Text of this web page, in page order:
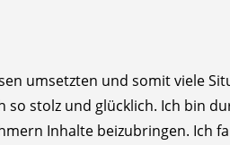
umsetzten und somit viele
stolz und glücklich. Ich bin
Inhalte beizubringen. Ich